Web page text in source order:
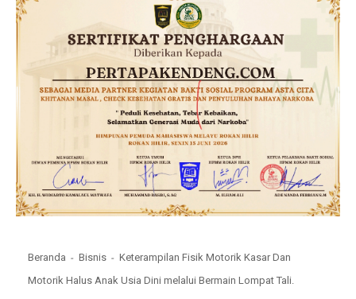
Beranda Bisnis
Keterampilan Fisik Motorik Kasar Dan
Motorik Halus Anak Usia Dini melalui Bermain Lompat Tali.